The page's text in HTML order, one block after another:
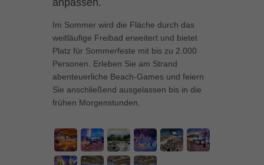
anpassen.
Im Sommer wird die Fläche durch das
weitläufige Freibad erweitert und bietet
Platz für Sommerfeste mit bis zu 2.000
Personen. Erleben Sie am Strand
abenteuerliche Beach-Games und feiern
Sie anschließend ausgelassen bis in die
frühen Morgenstunden.
können Ihre Einwilligung zu ganzen Kategorien geben oder sich
weitere Informationen anzeigen lassen und so nur bestimmte
Cookies auswählen.
Zurück
Datenschutzeinstellungen
Essenziell (1)
die einwandfreie Funktion der Website erforderlich.
Cookie-Informationen anzeigen